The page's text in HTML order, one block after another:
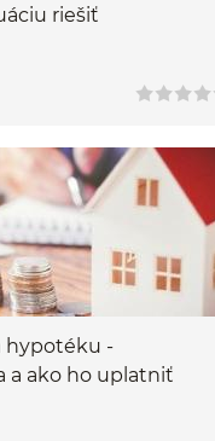
riešiť
hypotéku -
a ako ho uplatniť